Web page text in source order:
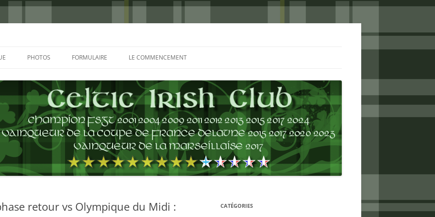
PHOTOS
GLASGOW 2002
CHARLIE & THE BHOYS 2006
PRAGUE 2006
NICE 2008
FORMULAIRE LE COMMENCEMENT
retour vs Olympique du Midi :
CATÉGORIES